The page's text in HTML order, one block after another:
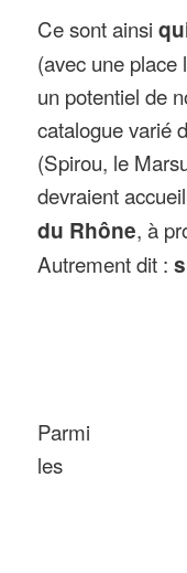
Ce sont ainsi
(avec une place
un potentiel de
catalogue varié
(Spirou, le
devraient
du Rhône, à
Autrement dit :
Parmi
les